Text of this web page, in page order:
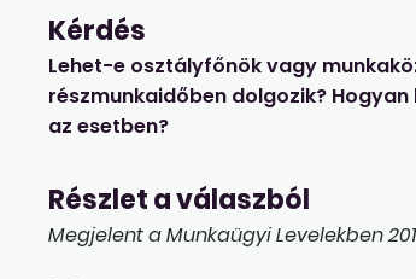
Kérdés
Lehet-e osztályfőnök vagy
részmunkaidőben dolgozik?
az esetben?
Részlet a válaszból
Megjelent a Munkaügyi Levelekben